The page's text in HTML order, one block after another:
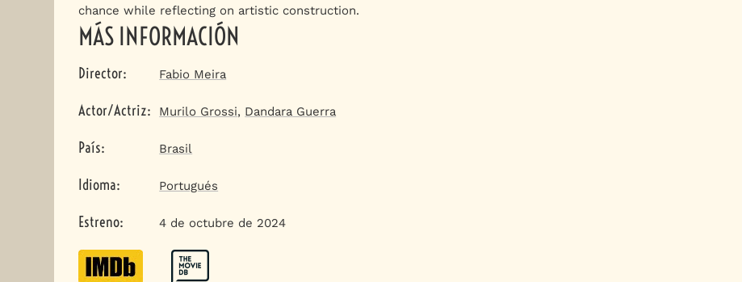
chance while reflecting on artistic construction.
MÁS INFORMACIÓN
Director: Fabio Meira
Actor/Actriz: Murilo Grossi, Dandara Guerra
País: Brasil
Idioma: Portugués
Estreno: 4 de octubre de 2024